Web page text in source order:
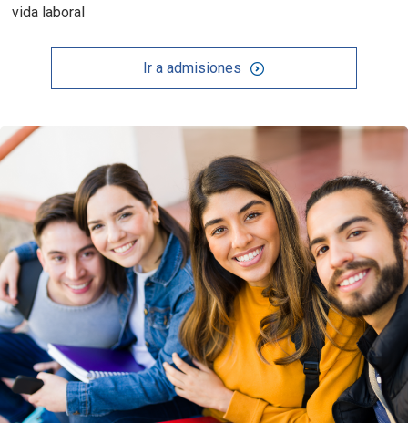
vida laboral
Ir a admisiones